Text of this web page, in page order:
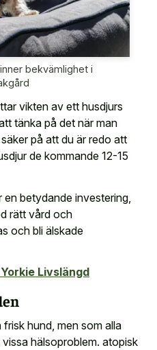
bekvämlighet i
vikten av ett husdjurs
tänka på det när man
på att du är redo att
de kommande 12-15
betydande investering,
rätt vård och
och bli älskade
Livslängd
hund, men som alla
hälsoproblem. atopisk